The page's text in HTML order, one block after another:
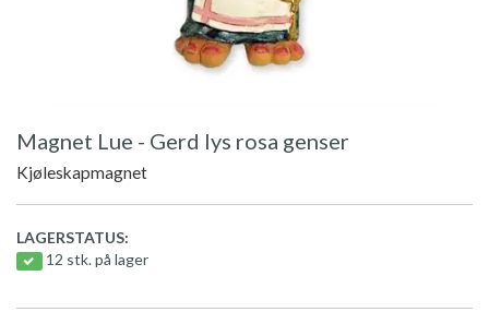
Magnet Lue - Gerd lys rosa genser
Kjøleskapmagnet
LAGERSTATUS:
12 stk. på lager